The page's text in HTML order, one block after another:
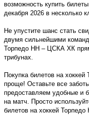
возможность купить
декабря 2026 в несколько
Не упустите шанс стать
двумя сильнейшими
Торпедо НН – ЦСКА ХК
трибунах.
Покупка билетов на
проще! Оставьте все
предоставляем удобные и
на матч. Просто
билетов на хоккей